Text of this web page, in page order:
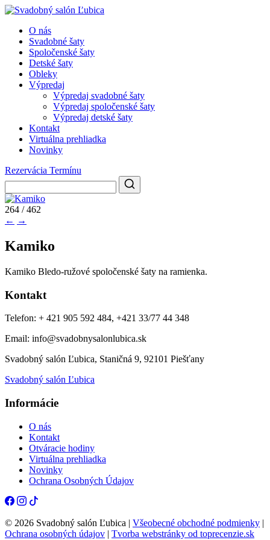
O nás
Svadobné šaty
Spoločenské šaty
Detské šaty
Obleky
Výpredaj
Výpredaj svadobné šaty
Výpredaj spoločenské šaty
Výpredaj detské šaty
Kontakt
Virtuálna prehliadka
Novinky
Rezervácia Termínu
264 / 462
← →
Kamiko
Kamiko Bledo-ružové spoločenské šaty na ramienka.
Kontakt
Telefon: + 421 905 592 484, +421 33/77 44 348
Email: info@svadobnysalonlubica.sk
Svadobný salón Ľubica, Staničná 9, 92101 Piešťany
Svadobný salón Ľubica
Informácie
O nás
Kontakt
Otváracie hodiny
Virtuálna prehliadka
Novinky
Ochrana Osobných Údajov
© 2026 Svadobný salón Ľubica | Všeobecné obchodné podmienky |
Ochrana osobných údajov | Tvorba webstránky od toprecenzie.sk